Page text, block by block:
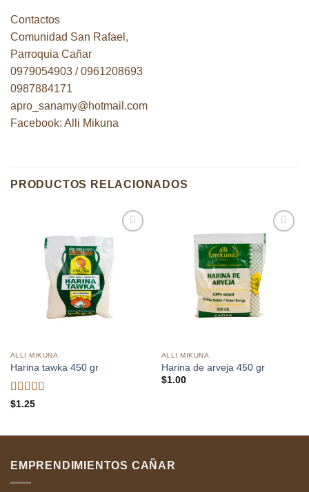
Contactos
Comunidad San Rafael,
Parroquia Cañar
0979054903 / 0961208693
0987884171
apro_sanamy@hotmail.com
Facebook: Alli Mikuna
PRODUCTOS RELACIONADOS
ALLI MIKUNA
Harina tawka 450 gr
Valorado
$1.25
ALLI MIKUNA
Harina de arveja 450 gr
$1.00
EMPRENDIMIENTOS CAÑAR